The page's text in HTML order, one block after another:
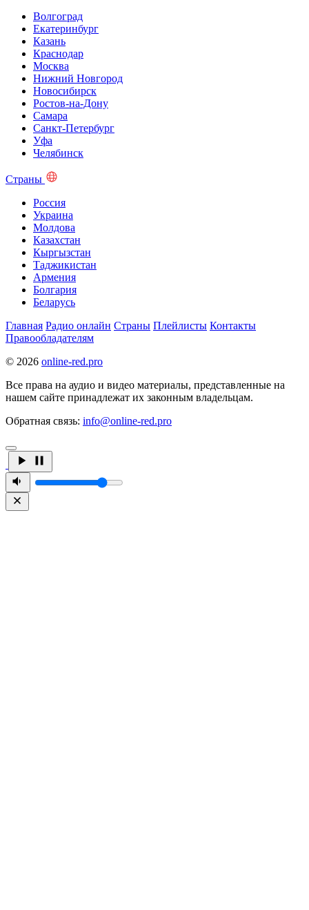
Волгоград
Екатеринбург
Казань
Краснодар
Москва
Нижний Новгород
Новосибирск
Ростов-на-Дону
Самара
Санкт-Петербург
Уфа
Челябинск
Страны
Россия
Украина
Молдова
Казахстан
Кыргызстан
Таджикистан
Армения
Болгария
Беларусь
Главная Радио онлайн Страны Плейлисты Контакты
Правообладателям
© 2026 online-red.pro
Все права на аудио и видео материалы, представленные на
нашем сайте принадлежат их законным владельцам.
Обратная связь: info@online-red.pro